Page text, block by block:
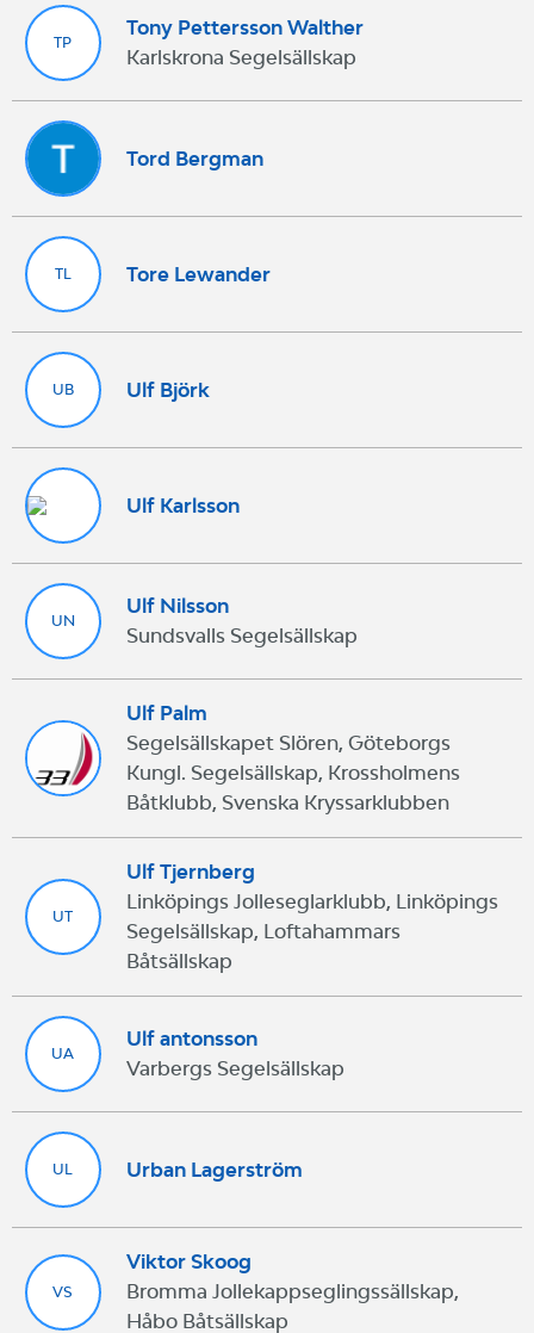
TP
Tony Pettersson Walther
Karlskrona Segelsällskap
Tord Bergman
TL Tore Lewander
UB Ulf Björk
Ulf Karlsson
UN
Ulf Nilsson
Sundsvalls Segelsällskap
Ulf Palm
Segelsällskapet Slören, Göteborgs
Kungl. Segelsällskap, Krossholmens
Båtklubb, Svenska Kryssarklubben
UT
Ulf Tjernberg
Linköpings Jolleseglarklubb, Linköpings
Segelsällskap, Loftahammars
Båtsällskap
UA
Ulf antonsson
Varbergs Segelsällskap
UL Urban Lagerström
VS
Viktor Skoog
Bromma Jollekappseglingssällskap,
Håbo Båtsällskap